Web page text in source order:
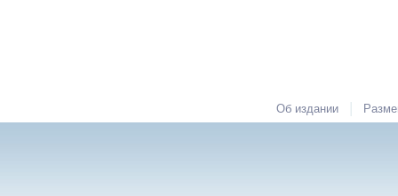
Об издании |